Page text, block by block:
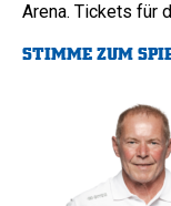
Arena. Tickets für
STIMME ZUM